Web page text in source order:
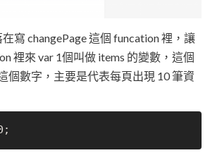
寫 changePage 這個 funcation 裡，讓
裡來 var 1個叫做 items 的變數，這個
個數字，主要是代表每頁出現 10 筆資